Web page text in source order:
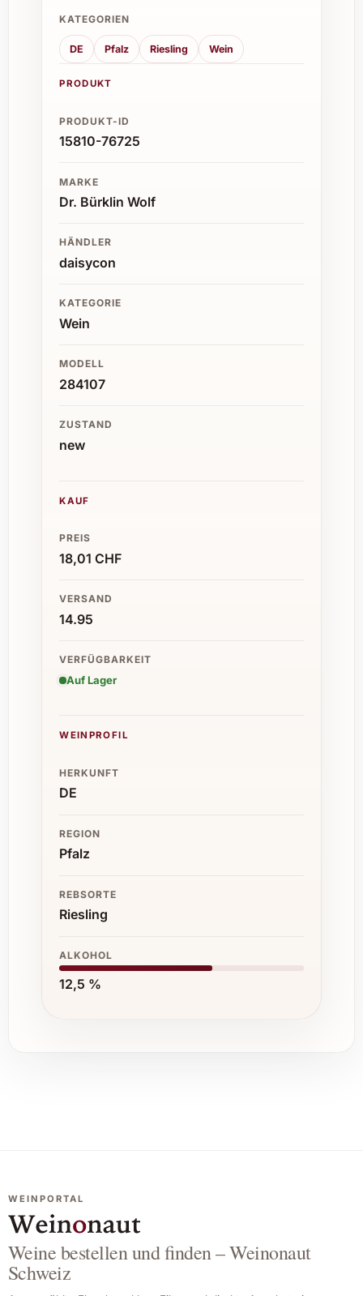
KATEGORIEN
DE Pfalz Riesling Wein
PRODUKT
PRODUKT-ID
15810-76725
MARKE
Dr. Bürklin Wolf
HÄNDLER
daisycon
KATEGORIE
Wein
MODELL
284107
ZUSTAND
new
KAUF
PREIS
18,01 CHF
VERSAND
14.95
VERFÜGBARKEIT
Auf Lager
WEINPROFIL
HERKUNFT
DE
REGION
Pfalz
REBSORTE
Riesling
ALKOHOL
12,5 %
WEINPORTAL
Weine bestellen und finden – Weinonaut
Schweiz